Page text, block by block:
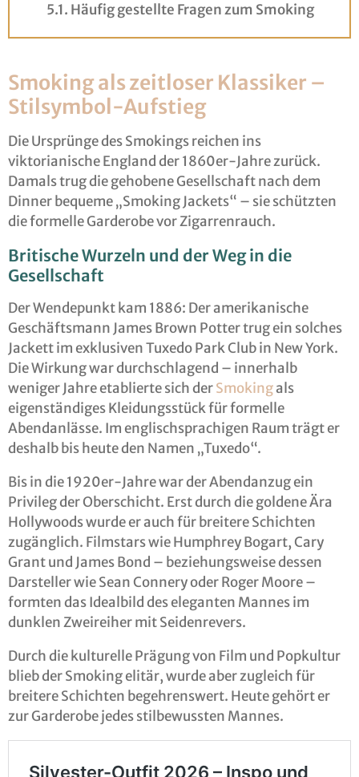
Häufig gestellte Fragen zum Smoking
Smoking als zeitloser Klassiker –
Stilsymbol-Aufstieg
Die Ursprünge des Smokings reichen ins
viktorianische England der 1860er-Jahre zurück.
Damals trug die gehobene Gesellschaft nach dem
Dinner bequeme „Smoking Jackets“ – sie schützten
die formelle Garderobe vor Zigarrenrauch.
Britische Wurzeln und der Weg in die
Gesellschaft
Der Wendepunkt kam 1886: Der amerikanische
Geschäftsmann James Brown Potter trug ein solches
Jackett im exklusiven Tuxedo Park Club in New York.
Die Wirkung war durchschlagend – innerhalb
weniger Jahre etablierte sich derSmokingals
eigenständiges Kleidungsstück für formelle
Abendanlässe. Im englischsprachigen Raum trägt er
deshalb bis heute den Namen „Tuxedo“.
Bis in die 1920er-Jahre war der Abendanzug ein
Privileg der Oberschicht. Erst durch die goldene Ära
Hollywoods wurde er auch für breitere Schichten
zugänglich. Filmstars wie Humphrey Bogart, Cary
Grant und James Bond – beziehungsweise dessen
Darsteller wie Sean Connery oder Roger Moore –
formten das Idealbild des eleganten Mannes im
dunklen Zweireiher mit Seidenrevers.
Durch die kulturelle Prägung von Film und Popkultur
blieb der Smoking elitär, wurde aber zugleich für
breitere Schichten begehrenswert. Heute gehört er
zur Garderobe jedes stilbewussten Mannes.